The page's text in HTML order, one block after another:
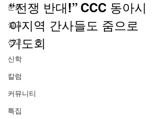
문화
설교
선교
신학
칼럼
커뮤니티
특집
“전쟁 반대!” CCC 동아시
아지역 간사들도 줌으로
기도회